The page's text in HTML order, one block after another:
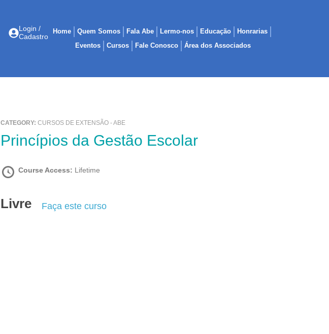
Login /
Cadastro
Home Quem Somos Fala Abe Lermo-nos Educação
Honrarias
Eventos
Cursos Fale Conosco Área dos Associados
CATEGORY:CURSOS DE EXTENSÃO - ABE
Princípios da Gestão Escolar
Course Access: Lifetime
Livre Faça este curso